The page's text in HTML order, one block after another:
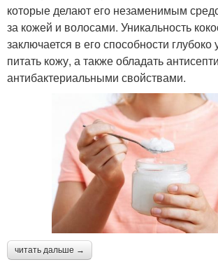
которые делают его незаменимым
за кожей и волосами. Уникальность
заключается в его способности глубоко
питать кожу, а также обладать
антибактериальными свойствами.
читать дальше →